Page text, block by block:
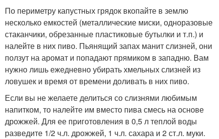
По периметру капустных грядок вкопайте в землю
несколько емкостей (металлические миски, одноразовые
стаканчики, обрезанные пластиковые бутылки и т.п.) и
налейте в них пиво. Пьянящий запах манит слизней, они
ползут на аромат и попадают прямиком в западню. Вам
нужно лишь ежедневно убирать хмельных слизней из
ловушек и время от времени доливать в них пиво.
Если вы не желаете делиться со слизнями любимым
напитком, то налейте им вместо пива смесь на основе
дрожжей. Для ее приготовления в 0,5 л теплой воды
разведите 1/2 ч.л. дрожжей, 1 ч.л. сахара и 2 ст.л. муки.